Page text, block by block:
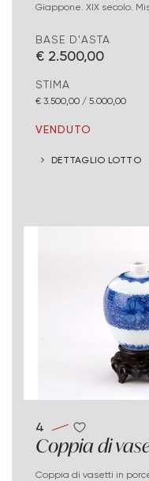
Giappone. XIX secolo.
BASE D'ASTA
€ 2.500,00
STIMA
€ 3.500,00 / 5.000,00
VENDUTO
DETTAGLIO LOTTO
4
Coppia di
Coppia di vasetti in porcellana bianca e blu. Marchio Kangxi